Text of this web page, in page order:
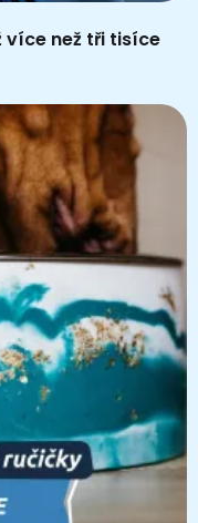
více než tři tisíce